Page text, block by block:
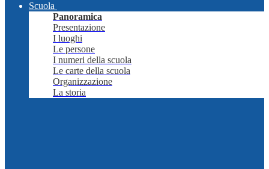
Scuola
Panoramica
Presentazione
I luoghi
Le persone
I numeri della scuola
Le carte della scuola
Organizzazione
La storia